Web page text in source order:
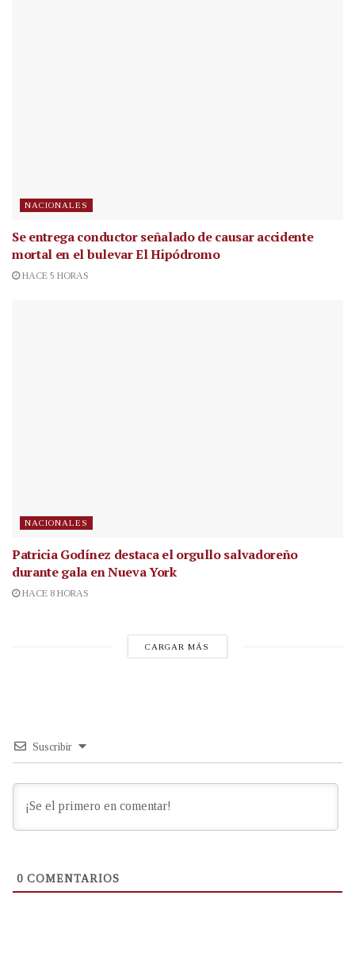
NACIONALES
Se entrega conductor señalado de causar accidente
mortal en el bulevar El Hipódromo
HACE 5 HORAS
NACIONALES
Patricia Godínez destaca el orgullo salvadoreño
durante gala en Nueva York
HACE 8 HORAS
CARGAR MÁS
Suscribir
0 COMENTARIOS